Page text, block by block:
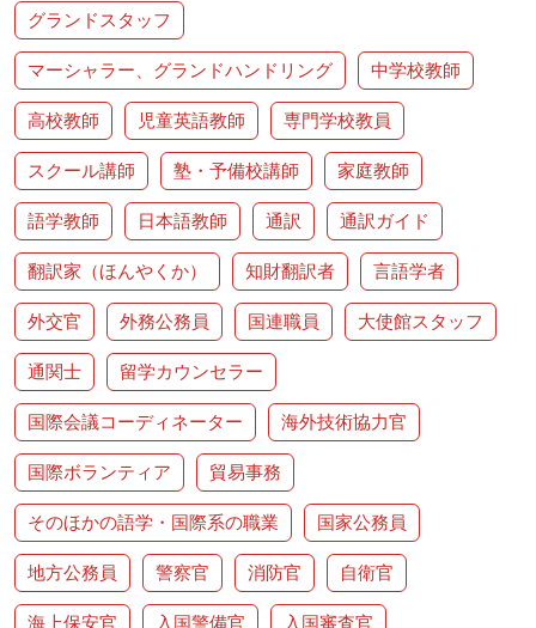
グランドスタッフ
マーシャラー、グランドハンドリング 中学校教師
高校教師 児童英語教師 専門学校教員
スクール講師 塾・予備校講師 家庭教師
語学教師 日本語教師 通訳 通訳ガイド
翻訳家（ほんやくか） 知財翻訳者 言語学者
外交官 外務公務員 国連職員 大使館スタッフ
通関士 留学カウンセラー
国際会議コーディネーター 海外技術協力官
国際ボランティア 貿易事務
そのほかの語学・国際系の職業 国家公務員
地方公務員 警察官 消防官 自衛官
海上保安官 入国警備官 入国審査官